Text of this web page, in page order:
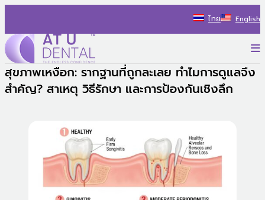
content
ไทย English
AT U Dental Co.Ltd
สร้างประสบการณ์ใหม่ ไปกับรถทันตกรรม พร้อมแนะนำแนวทาง
สุขภาพเหงือก: รากฐานที่ถูกละเลย ทำไมการดูแลจึง
สำคัญ? สาเหตุ วิธีรักษา และการป้องกันเชิงลึก